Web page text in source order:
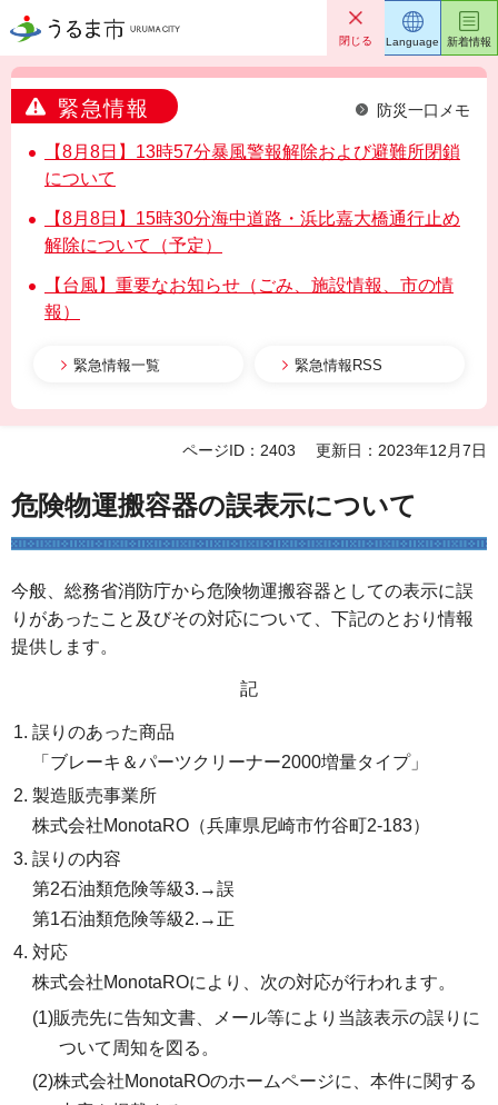
うるま市 閉じる
緊急情報 防災一口メモ
【8月8日】13時57分暴風警報解除および避難所閉鎖
について
【8月8日】15時30分海中道路・浜比嘉大橋通行止め
解除について（予定）
【台風】重要なお知らせ（ごみ、施設情報、市の情
報）
緊急情報一覧 緊急情報RSS
Language 新着情報
ページID：2403 更新日：2023年12月7日
危険物運搬容器の誤表示について
今般、総務省消防庁から危険物運搬容器としての表示に誤
りがあったこと及びその対応について、下記のとおり情報
提供します。
記
誤りのあった商品
「ブレーキ＆パーツクリーナー2000増量タイプ」
製造販売事業所
株式会社MonotaRO（兵庫県尼崎市竹谷町2-183）
誤りの内容
第2石油類危険等級3.→誤
第1石油類危険等級2.→正
対応
株式会社MonotaROにより、次の対応が行われます。
(1)販売先に告知文書、メール等により当該表示の誤りに
ついて周知を図る。
(2)株式会社MonotaROのホームページに、本件に関する